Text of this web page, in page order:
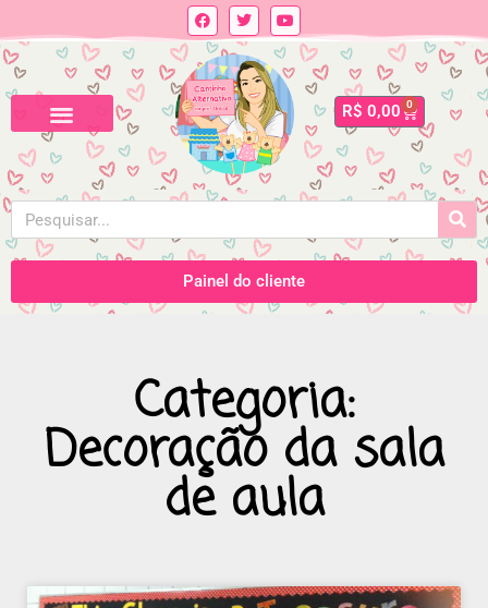
R$ 0,00 0
Painel do cliente
Categoria:
Decoração da sala
de aula